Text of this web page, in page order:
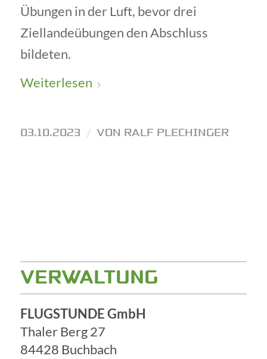
Übungen in der Luft, bevor drei
Ziellandeübungen den Abschluss
bildeten.
Weiterlesen
03.10.2023 / VON RALF PLECHINGER
VERWALTUNG
FLUGSTUNDE GmbH
Thaler Berg 27
84428 Buchbach